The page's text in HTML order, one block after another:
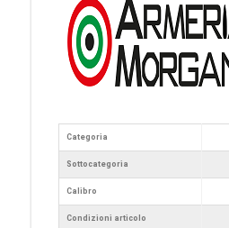
Categoria
Sottocategoria
Calibro
Condizioni articolo